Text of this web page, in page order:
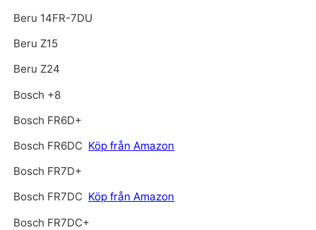
Beru 14FR-7DU
Beru Z15
Beru Z24
Bosch +8
Bosch FR6D+
Bosch FR6DC Köp från Amazon
Bosch FR7D+
Bosch FR7DC Köp från Amazon
Bosch FR7DC+